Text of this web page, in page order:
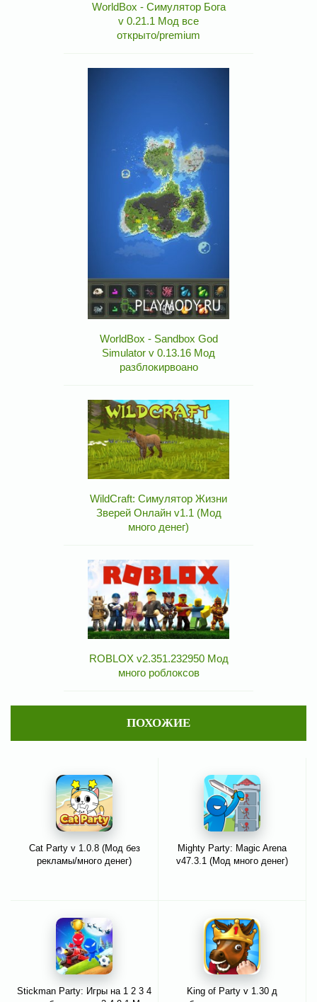
WorldBox - Симулятор Бога
v 0.21.1 Мод все
открыто/premium
WorldBox - Sandbox God
Simulator v 0.13.16 Мод
разблокирвоано
WildCraft: Симулятор Жизни
Зверей Онлайн v1.1 (Мод
много денег)
ROBLOX v2.351.232950 Мод
много роблоксов
ПОХОЖИЕ
Cat Party v 1.0.8 (Мод без
рекламы/много денег)
Mighty Party: Magic Arena
v47.3.1 (Мод много денег)
Stickman Party: Игры на 1 2 3 4
King of Party v 1.30 д